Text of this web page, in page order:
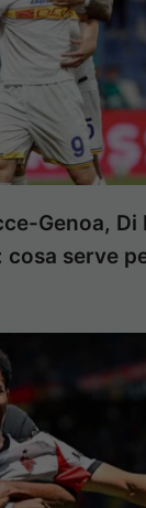
Genoa, Di
cosa serve